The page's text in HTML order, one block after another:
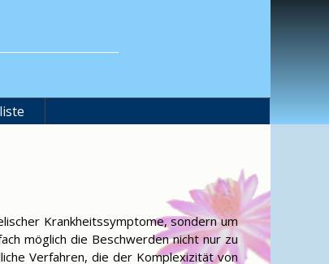
Krankheitssymptome, sondern um
möglich die Beschwerden nicht nur zu
Verfahren, die der Komplexizität von